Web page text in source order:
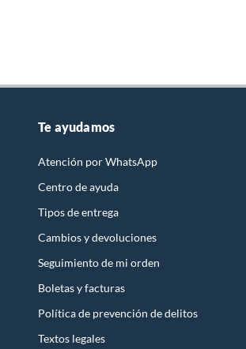
Te ayudamos
Atención por WhatsApp
Centro de ayuda
Tipos de entrega
Cambios y devoluciones
Seguimiento de mi orden
Boletas y facturas
Política de prevención de delitos
Textos legales